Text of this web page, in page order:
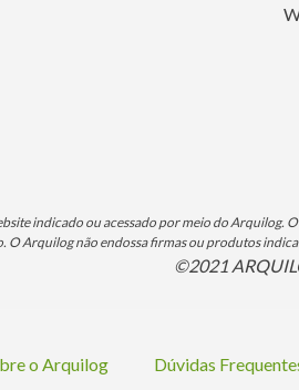
indicado ou acessado por meio do
O Arquilog não endossa firmas ou produtos
©2021
o Arquilog Dúvidas